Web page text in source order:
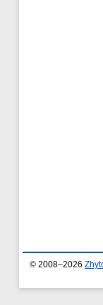
© 2008–2026